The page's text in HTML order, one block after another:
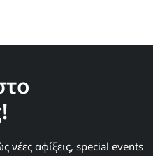
νέες αφίξεις, special events